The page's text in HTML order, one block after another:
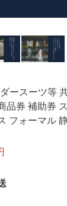
ースーツ等
品券 補助券
フォーマル